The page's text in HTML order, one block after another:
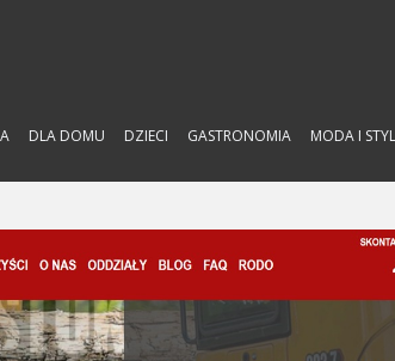
DLA DOMU DZIECI GASTRONOMIA MODA I STYL